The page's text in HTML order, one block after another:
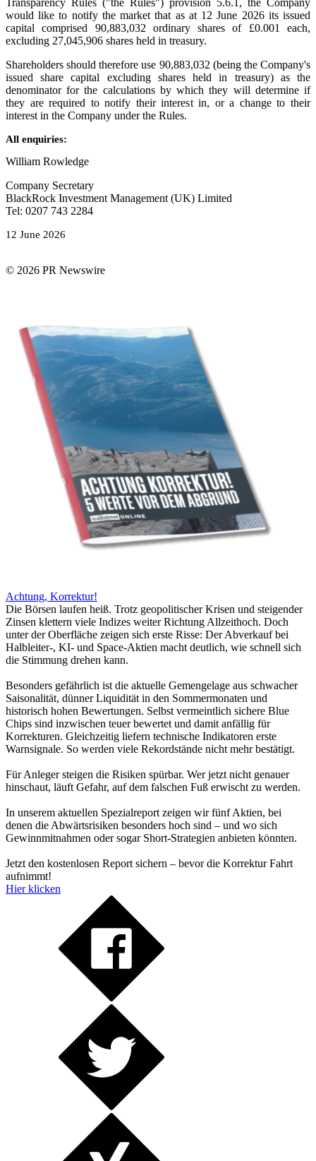
would like to notify the market that as at 12 June 2026 its issued
capital comprised 90,883,032 ordinary shares of £0.001 each,
excluding 27,045,906 shares held in treasury.
Shareholders should therefore use 90,883,032 (being the Company's
issued share capital excluding shares held in treasury) as the
denominator for the calculations by which they will determine if
they are required to notify their interest in, or a change to their
interest in the Company under the Rules.
All enquiries:
William Rowledge
Company Secretary
BlackRock Investment Management (UK) Limited
Tel: 0207 743 2284
12 June 2026
© 2026 PR Newswire
Achtung, Korrektur!
Die Börsen laufen heiß. Trotz geopolitischer Krisen und steigender
Zinsen klettern viele Indizes weiter Richtung Allzeithoch. Doch
unter der Oberfläche zeigen sich erste Risse: Der Abverkauf bei
Halbleiter-, KI- und Space-Aktien macht deutlich, wie schnell sich
die Stimmung drehen kann.
Besonders gefährlich ist die aktuelle Gemengelage aus schwacher
Saisonalität, dünner Liquidität in den Sommermonaten und
historisch hohen Bewertungen. Selbst vermeintlich sichere Blue
Chips sind inzwischen teuer bewertet und damit anfällig für
Korrekturen. Gleichzeitig liefern technische Indikatoren erste
Warnsignale. So werden viele Rekordstände nicht mehr bestätigt.
Für Anleger steigen die Risiken spürbar. Wer jetzt nicht genauer
hinschaut, läuft Gefahr, auf dem falschen Fuß erwischt zu werden.
In unserem aktuellen Spezialreport zeigen wir fünf Aktien, bei
denen die Abwärtsrisiken besonders hoch sind – und wo sich
Gewinnmitnahmen oder sogar Short-Strategien anbieten könnten.
Jetzt den kostenlosen Report sichern – bevor die Korrektur Fahrt
aufnimmt!
Hier klicken